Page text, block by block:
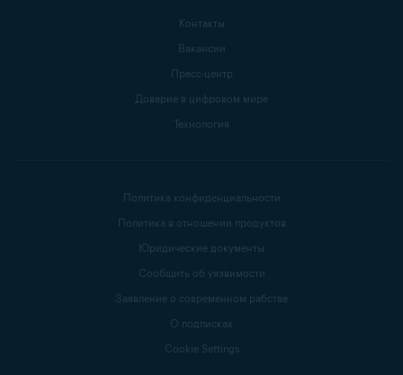
Контакты
Вакансии
Пресс-центр
Доверие в цифровом мире
Технология
Политика конфиденциальности
Политика в отношении продуктов
Юридические документы
Сообщить об уязвимости
Заявление о современном рабстве
О подписках
Cookie Settings